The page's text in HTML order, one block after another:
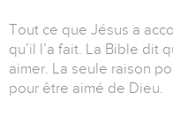
Tout ce que Jésus a
qu’il l’a fait. La Bible dit
aimer. La seule raison
pour être aimé de Dieu.